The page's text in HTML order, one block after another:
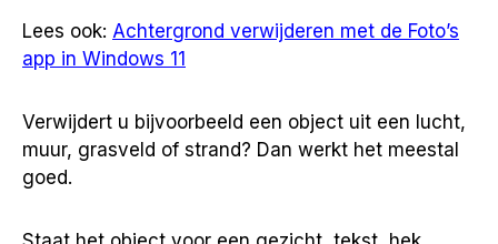
Lees ook: Achtergrond verwijderen met de Foto’s
app in Windows 11
Verwijdert u bijvoorbeeld een object uit een lucht,
muur, grasveld of strand? Dan werkt het meestal
goed.